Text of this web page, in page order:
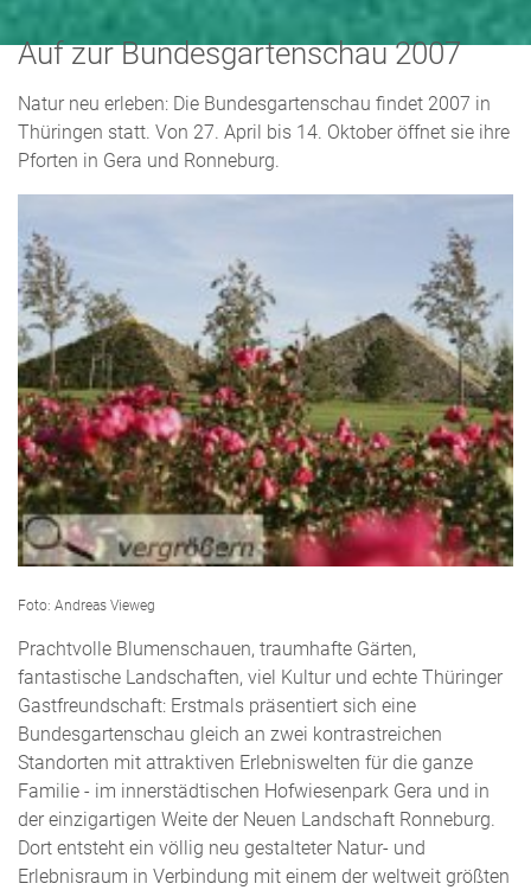
Auf zur Bundesgartenschau 2007
Natur neu erleben: Die Bundesgartenschau findet 2007 in
Thüringen statt. Von 27. April bis 14. Oktober öffnet sie ihre
Pforten in Gera und Ronneburg.
Foto: Andreas Vieweg
Prachtvolle Blumenschauen, traumhafte Gärten,
fantastische Landschaften, viel Kultur und echte Thüringer
Gastfreundschaft: Erstmals präsentiert sich eine
Bundesgartenschau gleich an zwei kontrastreichen
Standorten mit attraktiven Erlebniswelten für die ganze
Familie - im innerstädtischen Hofwiesenpark Gera und in
der einzigartigen Weite der Neuen Landschaft Ronneburg.
Dort entsteht ein völlig neu gestalteter Natur- und
Erlebnisraum in Verbindung mit einem der weltweit größten